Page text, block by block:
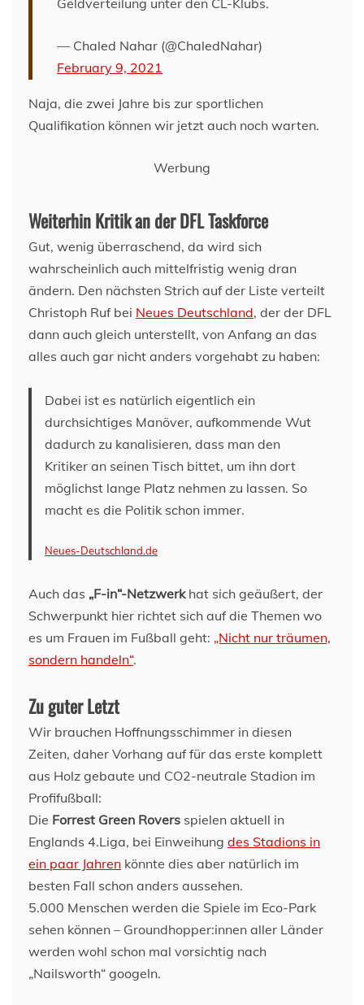
— Chaled Nahar (@ChaledNahar)
February 9, 2021
Naja, die zwei Jahre bis zur sportlichen
Qualifikation können wir jetzt auch noch warten.
Werbung
Weiterhin Kritik an der DFL Taskforce
Gut, wenig überraschend, da wird sich
wahrscheinlich auch mittelfristig wenig dran
ändern. Den nächsten Strich auf der Liste verteilt
Christoph Ruf bei Neues Deutschland, der der DFL
dann auch gleich unterstellt, von Anfang an das
alles auch gar nicht anders vorgehabt zu haben:
Dabei ist es natürlich eigentlich ein
durchsichtiges Manöver, aufkommende Wut
dadurch zu kanalisieren, dass man den
Kritiker an seinen Tisch bittet, um ihn dort
möglichst lange Platz nehmen zu lassen. So
macht es die Politik schon immer.
Neues-Deutschland.de
Auch das „F-in“-Netzwerkhat sich geäußert, der
Schwerpunkt hier richtet sich auf die Themen wo
es um Frauen im Fußball geht: „Nicht nur träumen,
sondern handeln“.
Zu guter Letzt
Wir brauchen Hoffnungsschimmer in diesen
Zeiten, daher Vorhang auf für das erste komplett
aus Holz gebaute und CO2-neutrale Stadion im
Profifußball:
Die Forrest Green Rovers spielen aktuell in
Englands 4.Liga, bei Einweihung des Stadions in
ein paar Jahren könnte dies aber natürlich im
besten Fall schon anders aussehen.
5.000 Menschen werden die Spiele im Eco-Park
sehen können – Groundhopper:innen aller Länder
werden wohl schon mal vorsichtig nach
„Nailsworth“ googeln.